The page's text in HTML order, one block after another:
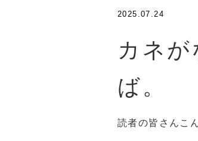
2025.07.24
カネ
ば。
読者の皆さんこ